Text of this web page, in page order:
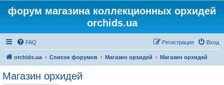
форум магазина коллекционных орхидей
orchids.ua
FAQ Вход
Регистрация
orchids.ua Список форумов Магазин орхидей Магазин орхидей
Магазин орхидей